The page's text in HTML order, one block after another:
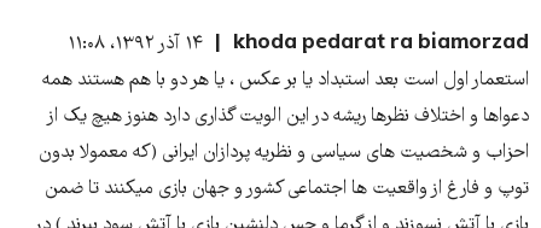
khoda pedarat ra biamorzad
۱۴ آذر ۱۳۹۲، ۱۱:۰۸
استعمار اول است بعد استبداد یا بر عکس ، یا هر دو با هم هستند همه
دعواها و اختلاف نظرها ریشه در این الویت گذاری دارد هنوز هیچ یک از
احزاب و شخصیت های سیاسی و نظریه پردازان ایرانی (که معمولا بدون
توپ و فارغ از واقعیت ها اجتماعی کشور و جهان بازی میکنند تا ضمن